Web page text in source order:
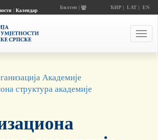
| Календар
Билтен | ЋИР| LAT| EN
Академије
структура академије